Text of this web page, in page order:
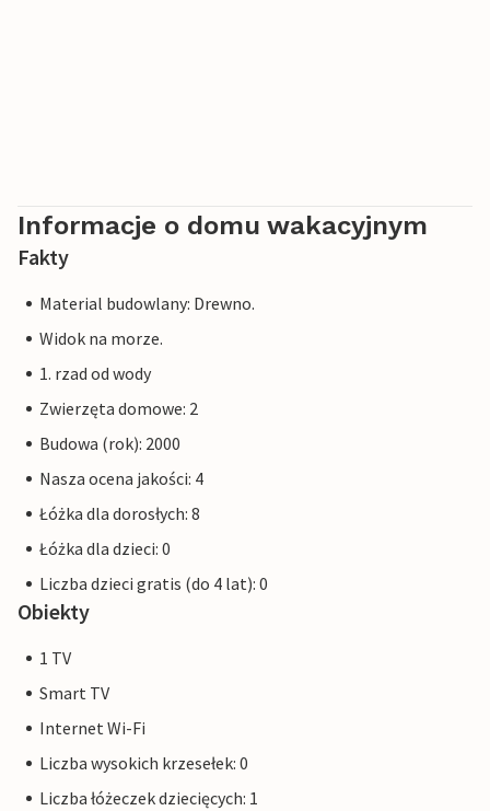
Informacje o domu wakacyjnym
Fakty
Material budowlany: Drewno.
Widok na morze.
1. rzad od wody
Zwierzęta domowe: 2
Budowa (rok): 2000
Nasza ocena jakości: 4
Łóżka dla dorosłych: 8
Łóżka dla dzieci: 0
Liczba dzieci gratis (do 4 lat): 0
Obiekty
1 TV
Smart TV
Internet Wi-Fi
Liczba wysokich krzesełek: 0
Liczba łóżeczek dziecięcych: 1